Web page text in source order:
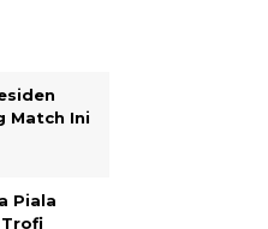
Match Ini
Piala